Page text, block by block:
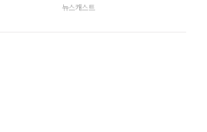
뉴스캐스트